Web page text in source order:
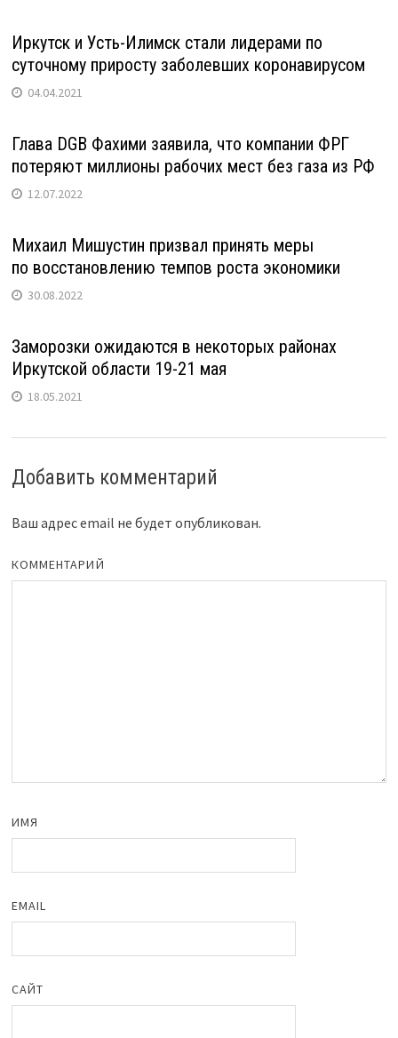
Иркутск и Усть-Илимск стали лидерами по
суточному приросту заболевших коронавирусом
04.04.2021
Глава DGB Фахими заявила, что компании ФРГ
потеряют миллионы рабочих мест без газа из РФ
12.07.2022
Михаил Мишустин призвал принять меры
по восстановлению темпов роста экономики
30.08.2022
Заморозки ожидаются в некоторых районах
Иркутской области 19-21 мая
18.05.2021
Добавить комментарий
Ваш адрес email не будет опубликован.
КОММЕНТАРИЙ
ИМЯ
EMAIL
САЙТ